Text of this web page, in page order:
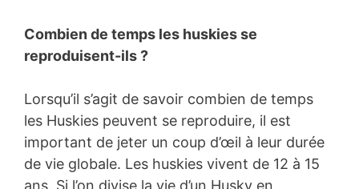
Combien de temps les huskies se
reproduisent-ils ?
Lorsqu’il s’agit de savoir combien de temps
les Huskies peuvent se reproduire, il est
important de jeter un coup d’œil à leur durée
de vie globale. Les huskies vivent de 12 à 15
ans. Si l’on divise la vie d’un Husky en